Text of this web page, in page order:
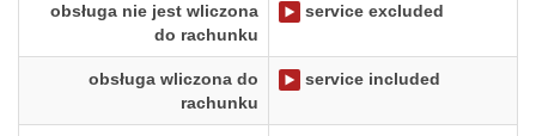
obsługa nie jest wliczona
do rachunku
service excluded
obsługa wliczona do
rachunku
service included